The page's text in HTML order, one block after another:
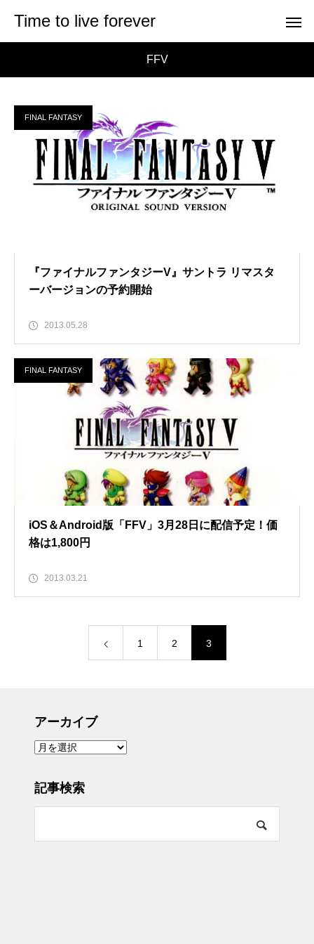
Time to live forever
FFV
FINAL FANTASY
『ファイナルファンタジーV』サントラ リマスタ
ーバージョンの予約開始
2013.05.28
FINAL FANTASY
iOS＆Android版「FFV」3月28日に配信予定！価
格は1,800円
2013.03.21
1 2 3
アーカイブ
ア
ー
ブ
記事検索